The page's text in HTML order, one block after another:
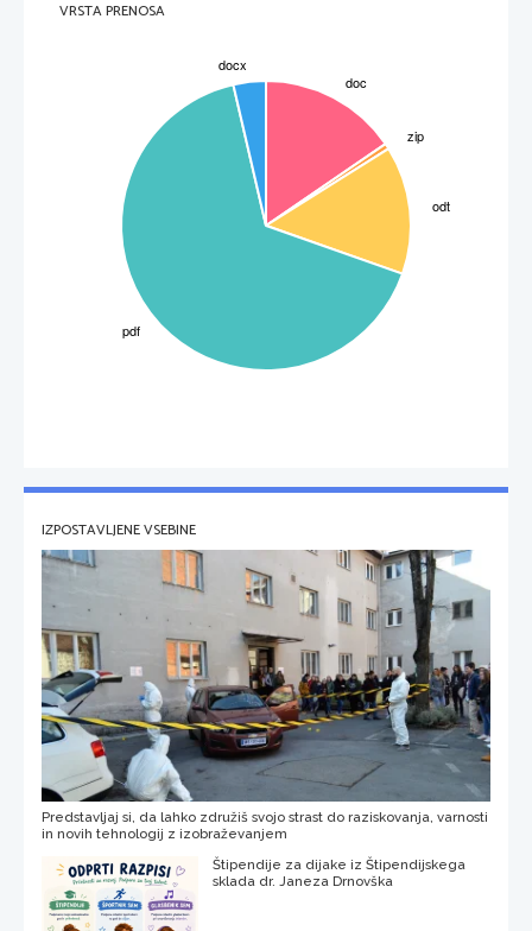
obdobje protestantizma pa husiti, luteranci, kalvinisti in rožni križarji. Prizadevanja za
zatiranje krivoverstva so bila sprva namenjena njim. Že v srednjem veku se je pojavila
VRSTA PRENOSA
IZPOSTAVLJENE VSEBINE
Predstavljaj si, da lahko združiš svojo strast do raziskovanja, varnosti
in novih tehnologij z izobraževanjem
Štipendije za dijake iz Štipendijskega
sklada dr. Janeza Drnovška